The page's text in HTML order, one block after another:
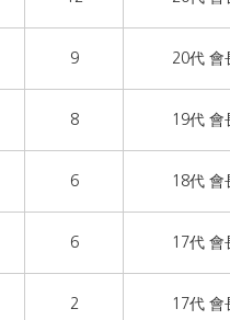
9 20代 會
8 19代 會
6 18代 會
6 17代 會
2 17代 會